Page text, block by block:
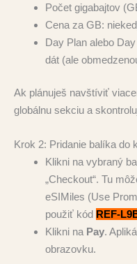
Počet gigabajtov
Cena za GB:
Day Plan alebo
dát (ale
Ak plánuješ navštíviť
globálnu sekciu a
Krok 2: Pridanie balíka do
Klikni na vybraný
„Checkout“. Tu
eSIMiles (Use
použiť kód REF-
Klikni na Pay.
obrazovku.